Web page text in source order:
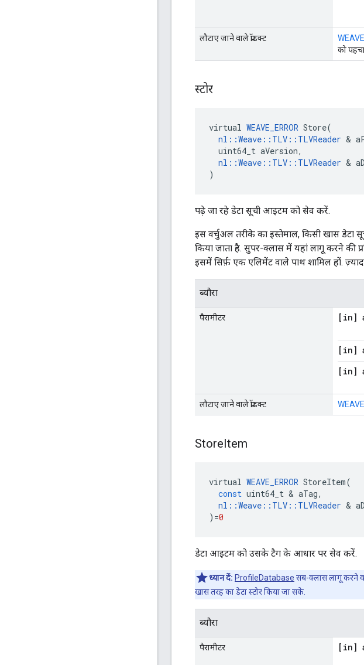
लौटाए जाने वाले प्रॉडक्ट
को
स्टोर
virtual WEAVE_ERROR Store(
nl::Weave::TLV::TLVReader &
  uint64_t aVersion,
nl::Weave::TLV::TLVReader &
)
पढ़े जा रहे डेटा सूची आइटम को सेव करें.
इस वर्चुअल तरीके का इस्तेमाल, किसी खास डेटा
किया जाता है. सुपर-क्लास में यहां लागू करने की
इसमें सिर्फ़ एक एलिमेंट वाले पाथ शामिल हों.
ब्यौरा
पैरामीटर [in]
[in]
[in]
लौटाए जाने वाले प्रॉडक्ट
StoreItem
virtual WEAVE_ERROR StoreItem(
const uint64_t & aTag,
nl ::Weave :: TLV :: TLVReader &
) =0
डेटा आइटम को उसके टैग के आधार पर सेव करें.
ध्यान दें: ProfileDatabase सब-क्लास लागू करने
खास तरह का डेटा स्टोर किया जा सके.
ब्यौरा
पैरामीटर [in]